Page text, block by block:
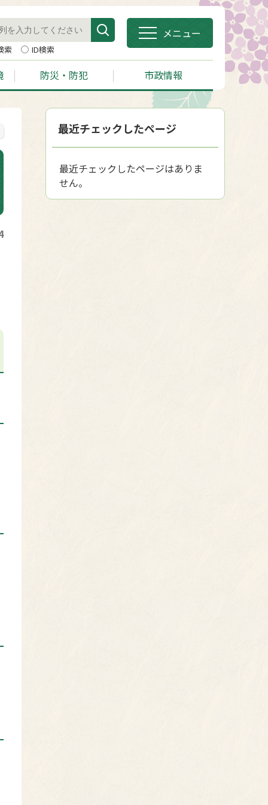
索 ID検索
メニュー
防災・防犯 市政情報
最近チェックしたページ
最近チェックしたページはありま
せん。